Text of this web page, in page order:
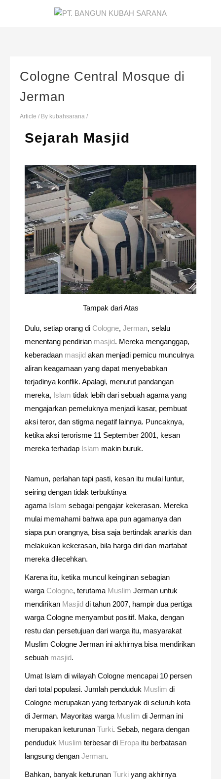
Cologne Central Mosque di
Jerman
Article / By kubahsarana /
Sejarah Masjid
Tampak dari Atas
Dulu, setiap orang di Cologne, Jerman, selalu
menentang pendirian masjid. Mereka menganggap,
keberadaan masjid akan menjadi pemicu munculnya
aliran keagamaan yang dapat menyebabkan
terjadinya konflik. Apalagi, menurut pandangan
mereka, Islam tidak lebih dari sebuah agama yang
mengajarkan pemeluknya menjadi kasar, pembuat
aksi teror, dan stigma negatif lainnya. Puncaknya,
ketika aksi terorisme 11 September 2001, kesan
mereka terhadap Islam makin buruk.
Namun, perlahan tapi pasti, kesan itu mulai luntur,
seiring dengan tidak terbuktinya
agama Islam sebagai pengajar kekerasan. Mereka
mulai memahami bahwa apa pun agamanya dan
siapa pun orangnya, bisa saja bertindak anarkis dan
melakukan kekerasan, bila harga diri dan martabat
mereka dilecehkan.
Karena itu, ketika muncul keinginan sebagian
warga Cologne, terutama Muslim Jerman untuk
mendirikan Masjid di tahun 2007, hampir dua pertiga
warga Cologne menyambut positif. Maka, dengan
restu dan persetujuan dari warga itu, masyarakat
Muslim Cologne Jerman ini akhirnya bisa mendirikan
sebuah masjid.
Umat Islam di wilayah Cologne mencapai 10 persen
dari total populasi. Jumlah penduduk Muslim di
Cologne merupakan yang terbanyak di seluruh kota
di Jerman. Mayoritas warga Muslim di Jerman ini
merupakan keturunan Turki. Sebab, negara dengan
penduduk Muslim terbesar di Eropa itu berbatasan
langsung dengan Jerman.
Bahkan, banyak keturunan Turki yang akhirnya